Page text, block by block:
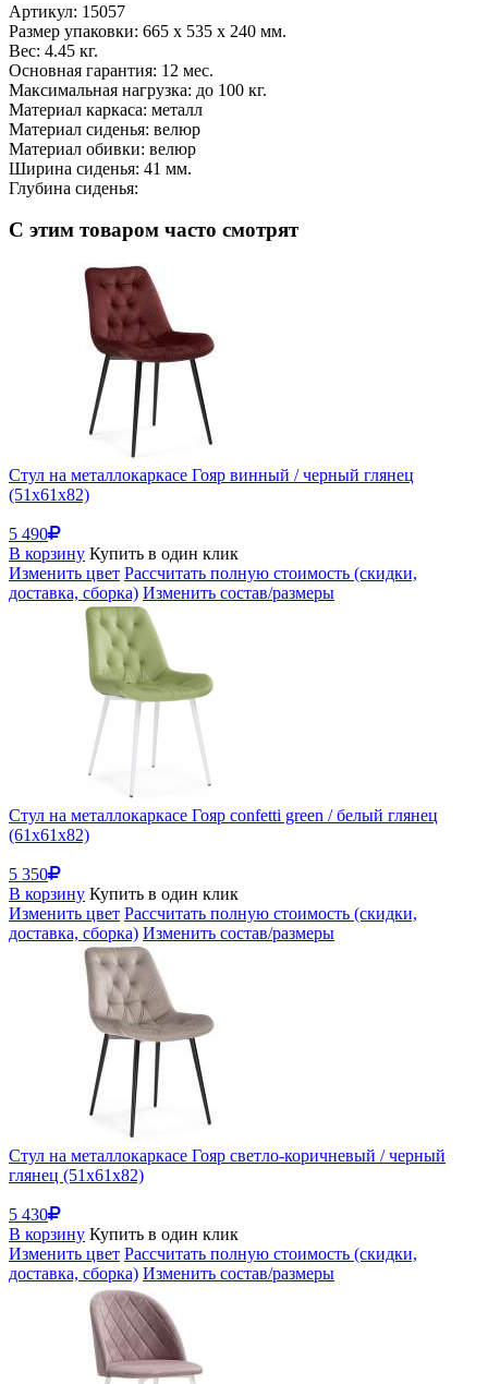
Артикул: 15057
Размер упаковки: 665 x 535 x 240 мм.
Вес: 4.45 кг.
Основная гарантия: 12 мес.
Максимальная нагрузка: до 100 кг.
Материал каркаса: металл
Материал сиденья: велюр
Материал обивки: велюр
Ширина сиденья: 41 мм.
Глубина сиденья:
С этим товаром часто смотрят
Стул на металлокаркасе Гояр винный / черный глянец
(51x61x82)
5 490
В корзину Купить в один клик
Изменить цвет Рассчитать полную стоимость (скидки,
доставка, сборка) Изменить состав/размеры
Стул на металлокаркасе Гояр confetti green / белый глянец
(61x61x82)
5 350
В корзину Купить в один клик
Изменить цвет Рассчитать полную стоимость (скидки,
доставка, сборка) Изменить состав/размеры
Стул на металлокаркасе Гояр светло-коричневый / черный
глянец (51x61x82)
5 430
В корзину Купить в один клик
Изменить цвет Рассчитать полную стоимость (скидки,
доставка, сборка) Изменить состав/размеры